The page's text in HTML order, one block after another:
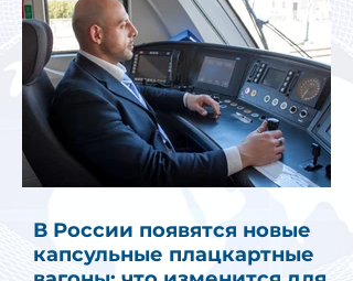
В России появятся новые
капсульные плацкартные